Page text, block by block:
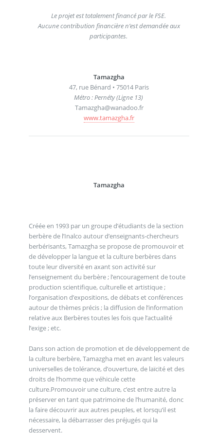
Le projet est totalement financé par le FSE.
Aucune contribution financière n’est demandée aux
participantes.
Tamazgha
47, rue Bénard • 75014 Paris
Métro : Pernéty (Ligne 13)
Tamazgha@wanadoo.fr
www.tamazgha.fr
Tamazgha
Créée en 1993 par un groupe d’étudiants de la section
berbère de l’Inalco autour d’enseignants-chercheurs
berbérisants, Tamazgha se propose de promouvoir et
de développer la langue et la culture berbères dans
toute leur diversité en axant son activité sur
l’enseignement du berbère ; l’encouragement de toute
production scientifique, culturelle et artistique ;
l’organisation d’expositions, de débats et conférences
autour de thèmes précis ; la diffusion de l’information
relative aux Berbères toutes les fois que l’actualité
l’exige ; etc.
Dans son action de promotion et de développement de
la culture berbère, Tamazgha met en avant les valeurs
universelles de tolérance, d’ouverture, de laïcité et des
droits de l’homme que véhicule cette
culture.Promouvoir une culture, c’est entre autre la
préserver en tant que patrimoine de l’humanité, donc
la faire découvrir aux autres peuples, et lorsqu’il est
nécessaire, la débarrasser des préjugés qui la
desservent.